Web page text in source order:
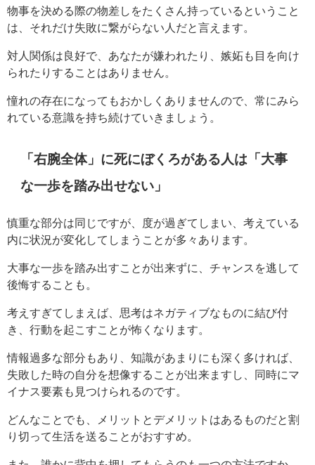
物事を決める際の物差しをたくさん持っているということ
は、それだけ失敗に繋がらない人だと言えます。
対人関係は良好で、あなたが嫌われたり、嫉妬も目を向け
られたりすることはありません。
憧れの存在になってもおかしくありませんので、常にみら
れている意識を持ち続けていきましょう。
「右腕全体」に死にぼくろがある人は「大事
な一歩を踏み出せない」
慎重な部分は同じですが、度が過ぎてしまい、考えている
内に状況が変化してしまうことが多々あります。
大事な一歩を踏み出すことが出来ずに、チャンスを逃して
後悔することも。
考えすぎてしまえば、思考はネガティブなものに結び付
き、行動を起こすことが怖くなります。
情報過多な部分もあり、知識があまりにも深く多ければ、
失敗した時の自分を想像することが出来ますし、同時にマ
イナス要素も見つけられるのです。
どんなことでも、メリットとデメリットはあるものだと割
り切って生活を送ることがおすすめ。